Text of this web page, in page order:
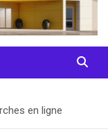
en ligne